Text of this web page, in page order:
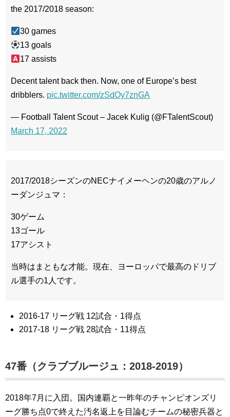
the 2017/2018 season:
30 games
13 goals
17 assists
Decent talent back then. Now, one of Europe’s best
dribblers. pic.twitter.com/zSdOy7znGA
— Football Talent Scout – Jacek Kulig (@FTalentScout)
March 17, 2022
2017/2018シーズンのNECナイメーヘンの20歳のアルノ
ーダンジュマ：
30ゲーム
13ゴール
17アシスト
当時はまともな才能。現在、ヨーロッパで最高のドリブ
ル選手の1人です。
2016-17 リーグ戦 12試合・1得点
2017-18 リーグ戦 28試合・11得点
47番（クラブブルージュ：2018-2019）
2018年7月に入団。国内連覇と一昨年のチャンピオンズリ
ーグ勝ち点0で終えた汚名返上を目論むチームの秘密兵器と